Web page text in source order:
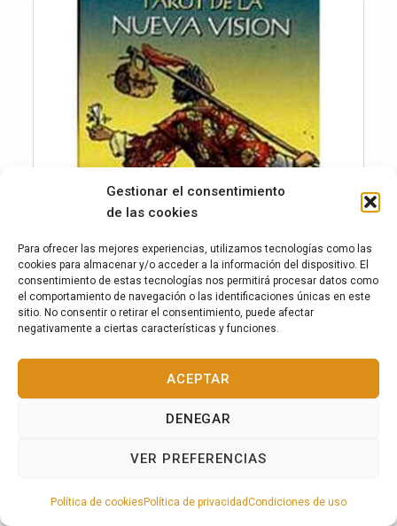
Gestionar el consentimiento
de las cookies
Para ofrecer las mejores experiencias, utilizamos tecnologías como las
cookies para almacenar y/o acceder a la información del dispositivo. El
consentimiento de estas tecnologías nos permitirá procesar datos como
el comportamiento de navegación o las identificaciones únicas en este
sitio. No consentir o retirar el consentimiento, puede afectar
negativamente a ciertas características y funciones.
ACEPTAR
DENEGAR
VER PREFERENCIAS
Política de cookies Política de privacidadCondiciones de uso
MENÚ
Tarot de la Nueva Visión
Leer más